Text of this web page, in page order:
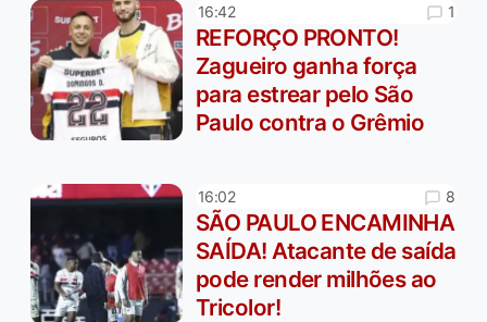
16:42 1
REFORÇO PRONTO!
Zagueiro ganha força
para estrear pelo São
Paulo contra o Grêmio
16:02 8
SÃO PAULO ENCAMINHA
SAÍDA! Atacante de saída
pode render milhões ao
Tricolor!